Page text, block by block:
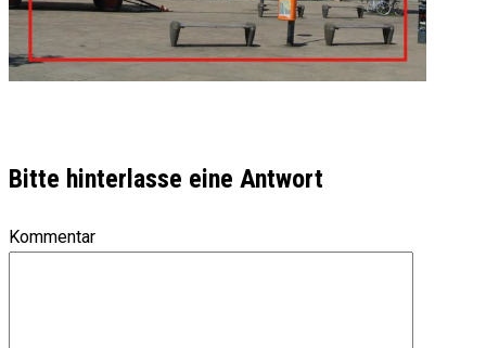
Bitte hinterlasse eine Antwort
Kommentar